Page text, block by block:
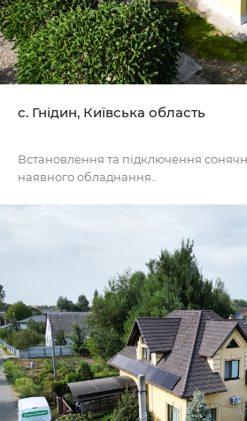
с. Гнідин, Київська область
Встановлення та підключення
наявного обладнання..